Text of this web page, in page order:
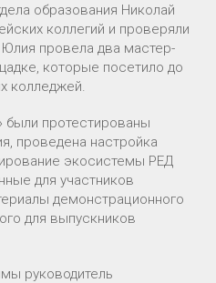
образования Николай
коллегий и проверяли
провела два мастер-
которые посетило до
колледжей.
были протестированы
проведена настройка
экосистемы РЕД
для участников
демонстрационного
для выпускников
руководитель